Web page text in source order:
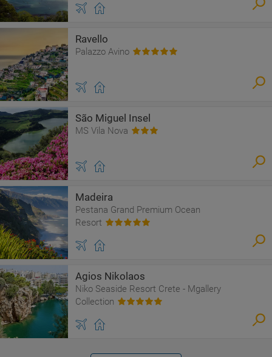
Ravello
Palazzo Avino
São Miguel Insel
MS Vila Nova
Madeira
Pestana Grand Premium Ocean
Resort
Agios Nikolaos
Niko Seaside Resort Crete - Mgallery
Collection